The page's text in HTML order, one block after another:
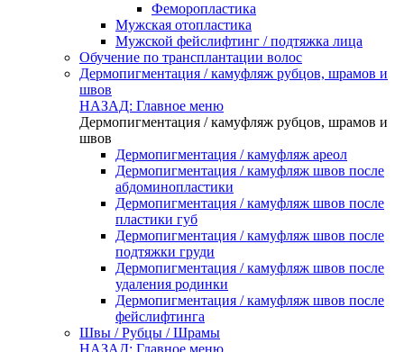
Феморопластика
Мужская отопластика
Мужской фейслифтинг / подтяжка лица
Обучение по трансплантации волос
Дермопигментация / камуфляж рубцов, шрамов и
швов
НАЗАД: Главное меню
Дермопигментация / камуфляж рубцов, шрамов и
швов
Дермопигментация / камуфляж ареол
Дермопигментация / камуфляж швов после
абдоминопластики
Дермопигментация / камуфляж швов после
пластики губ
Дермопигментация / камуфляж швов после
подтяжки груди
Дермопигментация / камуфляж швов после
удаления родинки
Дермопигментация / камуфляж швов после
фейслифтинга
Швы / Рубцы / Шрамы
НАЗАД: Главное меню